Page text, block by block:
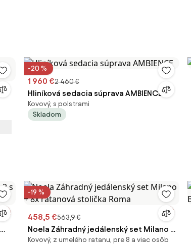
-20 %
1 960 €2 460 €
Hliníková sedacia súprava AMBIENCE
Kovový, s polstrami
Skladom
-19 %
458,5 €563,9 €
Noela Záhradný jedálenský set Milano +
8x ratanová stolička Roma
Kovový, z umelého ratanu, pre 8 a viac osôb